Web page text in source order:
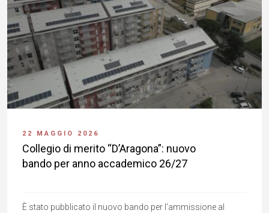
22 MAGGIO 2026
Collegio di merito “D’Aragona”: nuovo
bando per anno accademico 26/27
È stato pubblicato il nuovo bando per l'ammissione al